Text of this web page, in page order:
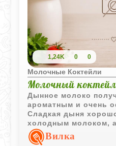
1,24K 0 0
Молочные Коктейли
Молочный
Дынное молоко
ароматным и очень
Сладкая дыня
холодным молоком,
добавляет напитку
свежесть.
Вилка